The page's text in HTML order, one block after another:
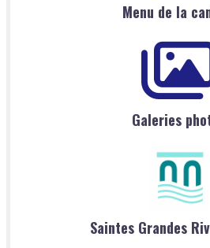
Menu de la
Galeries
Saintes Grandes